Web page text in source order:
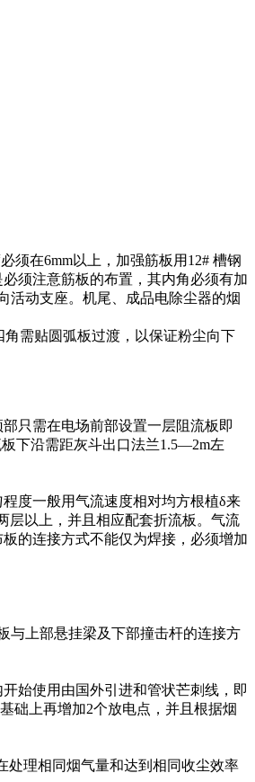
在6mm以上，加强筋板用12# 槽钢
须注意筋板的布置，其内角必须有加
活动支座。机尾、成品电除尘器的烟
需贴圆弧板过渡，以保证粉尘向下
只需在电场前部设置一层阻流板即
下沿需距灰斗出口法兰1.5—2m左
度一般用气流速度相对均方根植δ来
层以上，并且相应配套折流板。气流
的连接方式不能仅为焊接，必须增加
与上部悬挂梁及下部撞击杆的连接方
始使用由国外引进和管状芒刺线，即
础上再增加2个放电点，并且根据烟
理相同烟气量和达到相同收尘效率